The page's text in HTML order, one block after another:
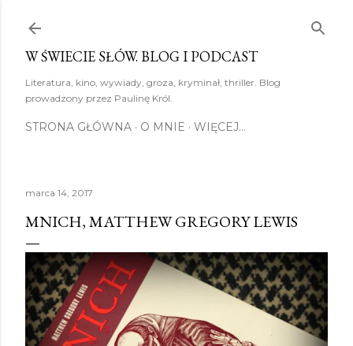
W ŚWIECIE SŁÓW. BLOG I PODCAST
Literatura, kino, wywiady, groza, kryminał, thriller. Blog
prowadzony przez Paulinę Król.
STRONA GŁÓWNA O MNIE WIĘCEJ…
marca 14, 2017
MNICH, MATTHEW GREGORY LEWIS